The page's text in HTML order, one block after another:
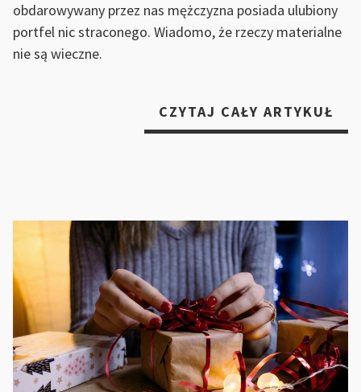
obdarowywany przez nas mężczyzna posiada ulubiony
portfel nic straconego. Wiadomo, że rzeczy materialne
nie są wieczne.
CZYTAJ CAŁY ARTYKUŁ